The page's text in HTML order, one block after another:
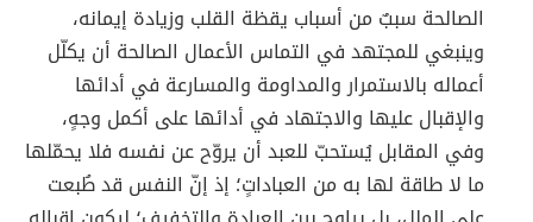
الصالحة سببٌ من أسباب يقظة القلب وزيادة إيمانه،
وينبغي للمجتهد في التماس الأعمال الصالحة أن يكلّل
أعماله بالاستمرار والمداومة والمسارعة في أدائها
والإقبال عليها والاجتهاد في أدائها على أكمل وجهٍ،
وفي المقابل يُستحبّ للعبد أن يروّح عن نفسه فلا يحمّلها
ما لا طاقة لها به من العباداتٍ؛ إذ إنّ النفس قد طُبعت